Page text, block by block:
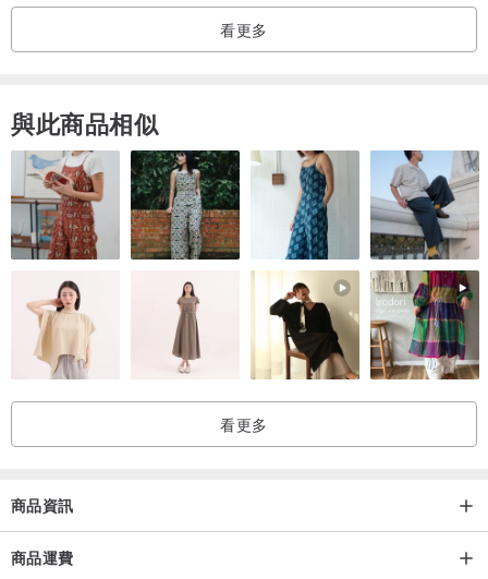
看更多
與此商品相似
看更多
商品資訊
商品運費